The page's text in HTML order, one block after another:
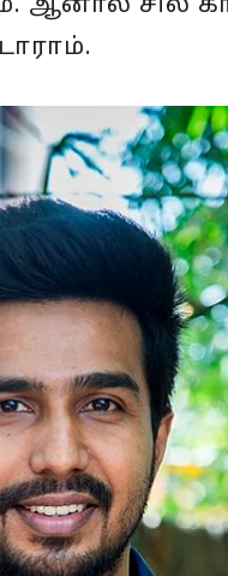
ஆனால் சில